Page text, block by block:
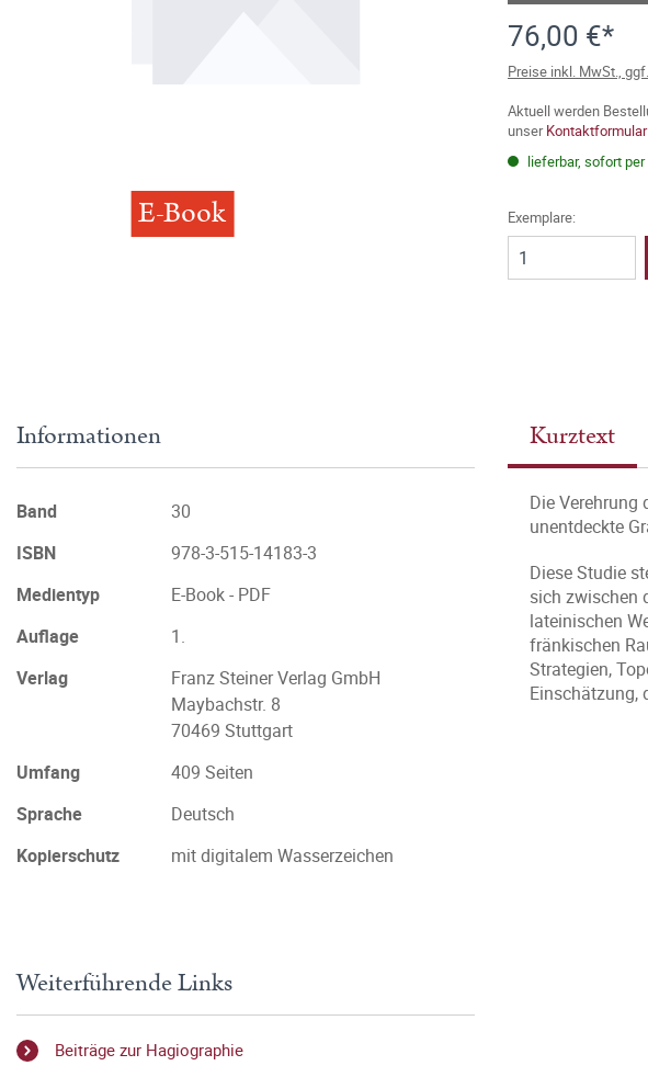
E-Book
76,00 €*
Preise inkl. MwSt.,
Aktuell werden
unserKontaktformular
lieferbar, sofort
Exemplare:
Kurztext
Die Verehrung
unentdeckte
Diese Studie
sich zwischen
lateinischen
fränkischen
Strategien,
Einschätzung,
Informationen
Band
30
ISBN
978-3-515-14183-3
Medientyp
E-Book - PDF
Auflage
1.
Verlag
Franz Steiner Verlag GmbH
Maybachstr. 8
70469 Stuttgart
Umfang
409 Seiten
Sprache
Deutsch
Kopierschutz
mit digitalem Wasserzeichen
Weiterführende Links
Beiträge zur Hagiographie